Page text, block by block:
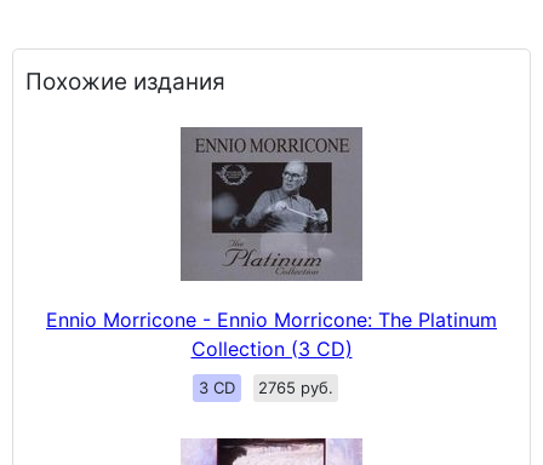
Похожие издания
Ennio Morricone - Ennio Morricone: The Platinum
Collection (3 CD)
3 CD 2765 руб.